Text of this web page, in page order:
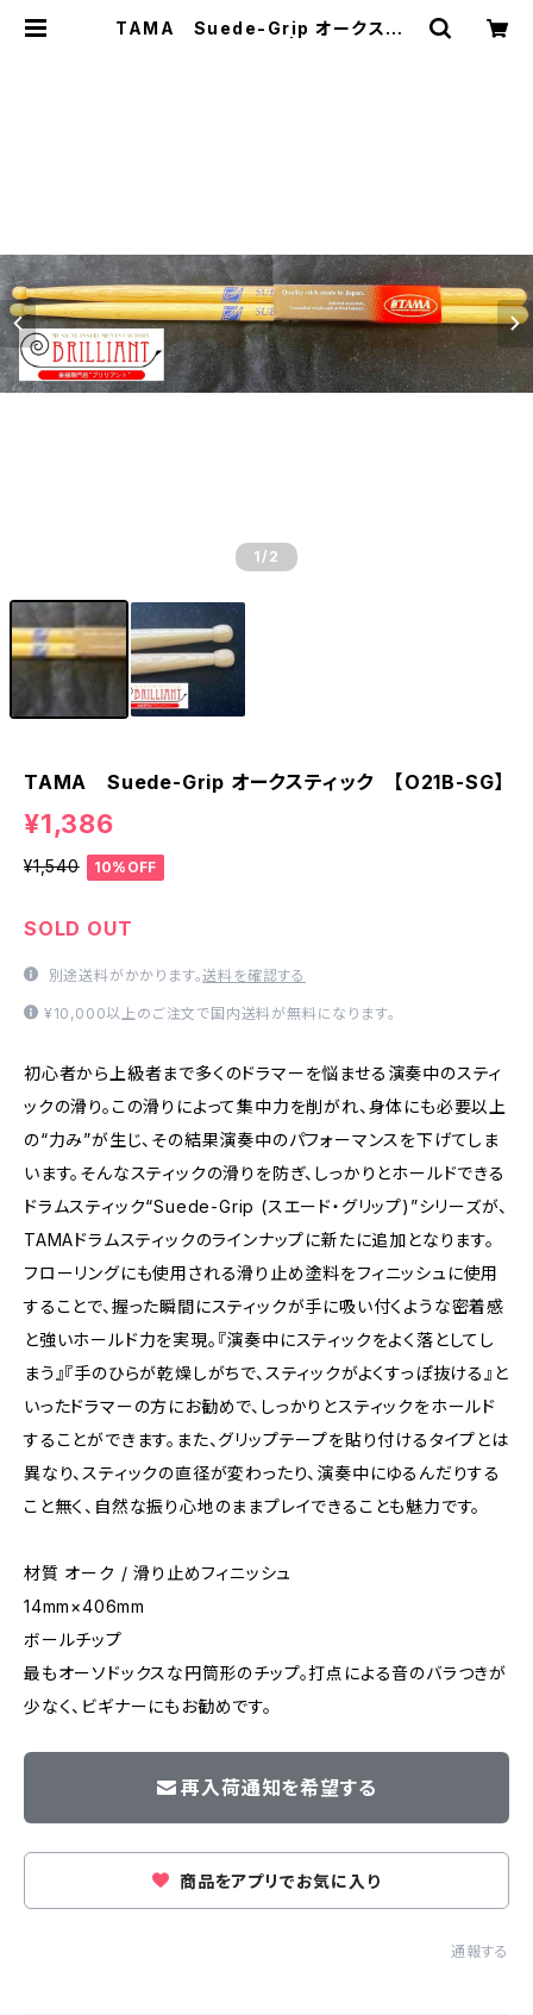
TAMA Suede-Grip オークスティ
1 /2
TAMA Suede-Grip オークスティック 【O21B-SG】
¥1,386
¥1,540 10%OFF
SOLD OUT
別途送料がかかります。送料を確認する
¥10,000以上のご注文で国内送料が無料になります。
初心者から上級者まで多くのドラマーを悩ませる演奏中のスティ
ックの滑り。この滑りによって集中力を削がれ、身体にも必要以上
の“力み”が生じ、その結果演奏中のパフォーマンスを下げてしま
います。そんなスティックの滑りを防ぎ、しっかりとホールドできる
ドラムスティック“Suede-Grip (スエード・グリップ)”シリーズが、
TAMAドラムスティックのラインナップに新たに追加となります。
フローリングにも使用される滑り止め塗料をフィニッシュに使用
することで、握った瞬間にスティックが手に吸い付くような密着感
と強いホールド力を実現。『演奏中にスティックをよく落としてし
まう』『手のひらが乾燥しがちで、スティックがよくすっぽ抜ける』と
いったドラマーの方にお勧めで、しっかりとスティックをホールド
することができます。また、グリップテープを貼り付けるタイプとは
異なり、スティックの直径が変わったり、演奏中にゆるんだりする
こと無く、自然な振り心地のままプレイできることも魅力です。
材質 オーク / 滑り止めフィニッシュ
14mm×406mm
ボールチップ
最もオーソドックスな円筒形のチップ。打点による音のバラつきが
少なく、ビギナーにもお勧めです。
再入荷通知を希望する
商品をアプリでお気に入り
通報する